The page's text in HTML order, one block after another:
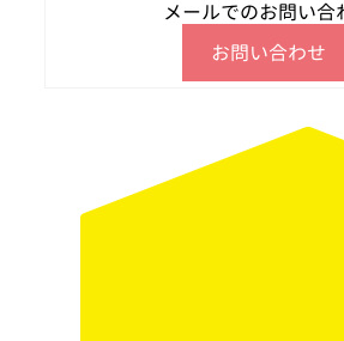
メールでのお問い合
お問い合わせ